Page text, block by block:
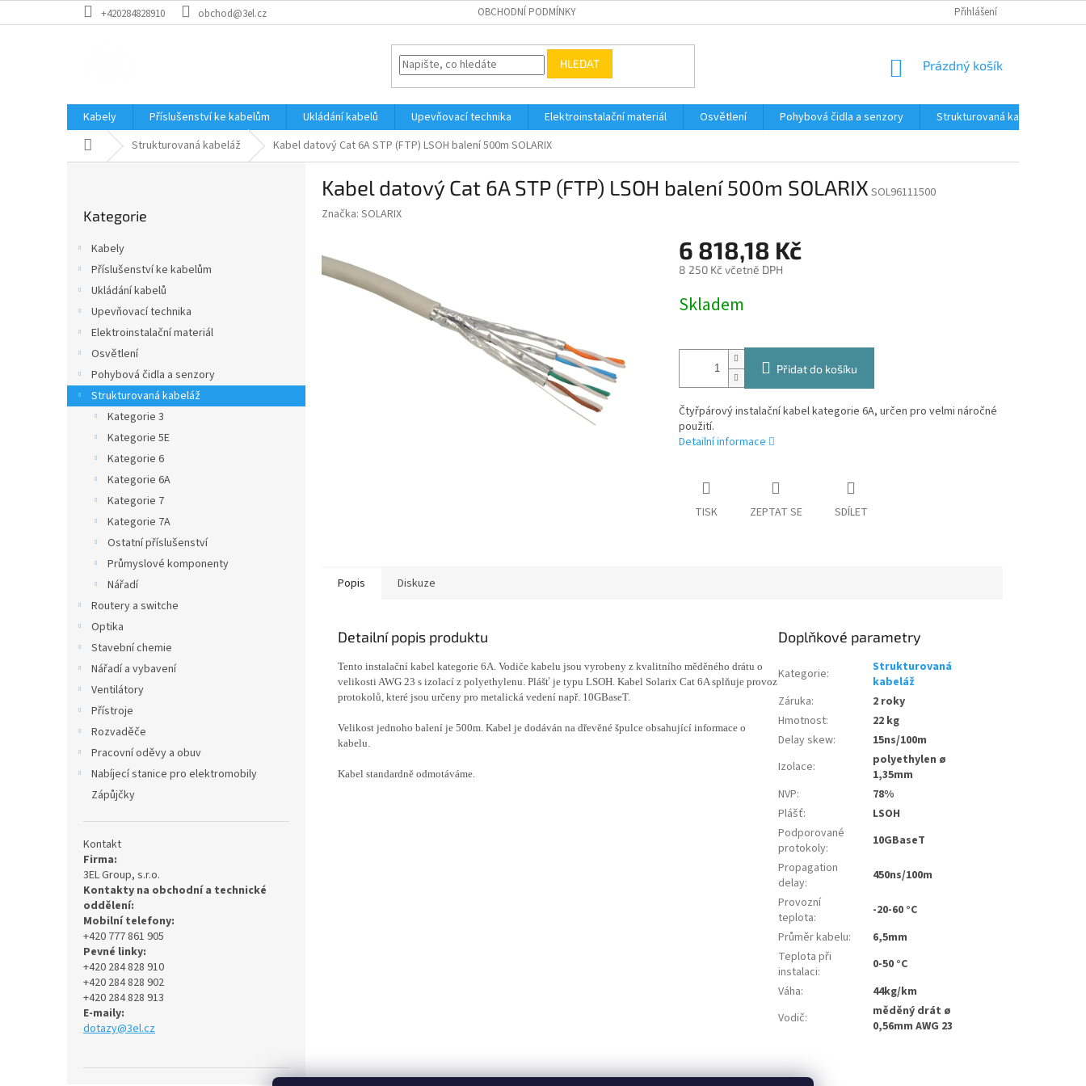
na
+420284828910 obchod@3el.cz OBCHODNÍ PODMÍNKY Přihlášení
HLEDAT
NÁKUPNÍ
Prázdný košík
Kabely Příslušenství ke kabelům Ukládání kabelů Upevňovací technika Elektroinstalační materiál Osvětlení Pohybová čidla a senzory Strukturovaná kabeláž
Domů Strukturovaná kabeláž Kabel datový Cat 6A STP (FTP) LSOH balení 500m SOLARIX
e
l
kategorie
Kategorie
Kabely
Příslušenství ke kabelům
Ukládání kabelů
Upevňovací technika
Elektroinstalační materiál
Osvětlení
Pohybová čidla a senzory
Strukturovaná kabeláž
Kategorie 3
Kategorie 5E
Kategorie 6
Kategorie 6A
Kategorie 7
Kategorie 7A
Ostatní příslušenství
Průmyslové komponenty
Nářadí
Routery a switche
Optika
Stavební chemie
Nářadí a vybavení
Ventilátory
Přístroje
Rozvaděče
Pracovní oděvy a obuv
Nabíjecí stanice pro elektromobily
Zápůjčky
Kontakt
Firma:
3EL Group, s.r.o.
Kontakty na obchodní a technické
oddělení:
Mobilní telefony:
+420 777 861 905
Pevné linky:
+420 284 828 910
+420 284 828 902
+420 284 828 913
E-maily:
dotazy@3el.cz
Kabel datový Cat 6A STP (FTP) LSOH balení 500m SOLARIX SOL96111500
Značka: SOLARIX
6 818,18 Kč
8 250 Kč včetně DPH
cena:
Skladem
Přidat do košíku
Čtyřpárový instalační kabel kategorie 6A, určen pro velmi náročné
použití.
Detailní informace
TISK ZEPTAT SE SDÍLET
Popis Diskuze
Detailní popis produktu
Tento instalační kabel kategorie 6A. Vodiče kabelu jsou vyrobeny z kvalitního měděného drátu o
velikosti AWG 23 s izolací z polyethylenu. Plášť je typu LSOH. Kabel Solarix Cat 6A splňuje provoz
protokolů, které jsou určeny pro metalická vedení např. 10GBaseT.
Velikost jednoho balení je 500m. Kabel je dodáván na dřevěné špulce obsahující informace o
kabelu.
Kabel standardně odmotáváme.
Doplňkové parametry
Kategorie:
Strukturovaná
kabeláž
Záruka:
2 roky
Hmotnost:
22 kg
Delay skew:
15ns/100m
Izolace:
polyethylen ø
1,35mm
NVP:
78%
Plášť:
LSOH
Podporované
protokoly:
10GBaseT
Propagation
delay:
450ns/100m
Provozní
teplota:
-20-60 °C
Průměr kabelu:
6,5mm
Teplota při
instalaci:
0-50 °C
Váha:
44kg/km
Vodič:
měděný drát ø
0,56mm AWG 23